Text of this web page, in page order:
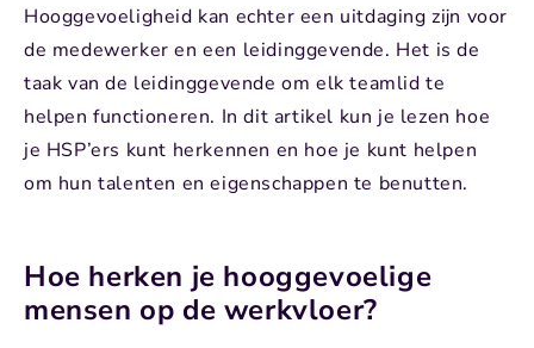
Hooggevoeligheid kan echter een uitdaging zijn voor
de medewerker en een leidinggevende. Het is de
taak van de leidinggevende om elk teamlid te
helpen functioneren. In dit artikel kun je lezen hoe
je HSP’ers kunt herkennen en hoe je kunt helpen
om hun talenten en eigenschappen te benutten.
Hoe herken je hooggevoelige
mensen op de werkvloer?